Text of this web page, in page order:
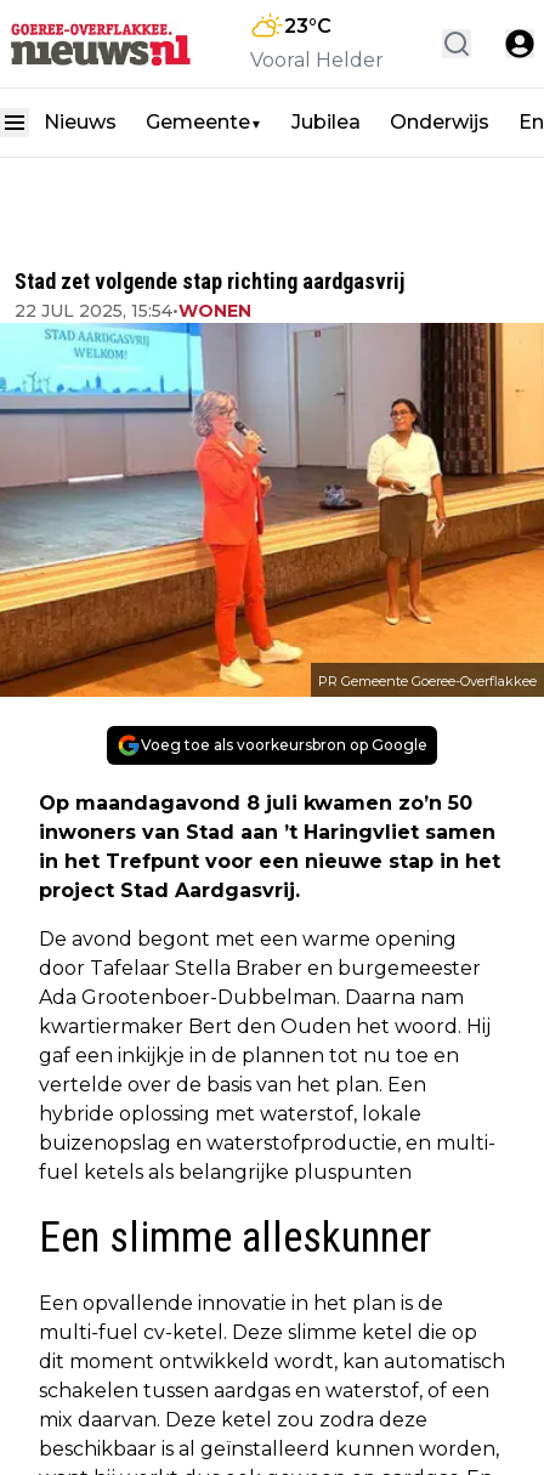
23°C
Vooral Helder
Nieuws Gemeente▼ Jubilea Onderwijs
Stad zet volgende stap richting aardgasvrij
22 JUL 2025, 15:54•WONEN
PR Gemeente Goeree-Overflakkee
Voeg toe als voorkeursbron op Google
Op maandagavond 8 juli kwamen zo’n 50
inwoners van Stad aan ’t Haringvliet samen
in het Trefpunt voor een nieuwe stap in het
project Stad Aardgasvrij.
De avond begont met een warme opening
door Tafelaar Stella Braber en burgemeester
Ada Grootenboer-Dubbelman. Daarna nam
kwartiermaker Bert den Ouden het woord. Hij
gaf een inkijkje in de plannen tot nu toe en
vertelde over de basis van het plan. Een
hybride oplossing met waterstof, lokale
buizenopslag en waterstofproductie, en multi-
fuel ketels als belangrijke pluspunten
Een slimme alleskunner
Een opvallende innovatie in het plan is de
multi-fuel cv-ketel. Deze slimme ketel die op
dit moment ontwikkeld wordt, kan automatisch
schakelen tussen aardgas en waterstof, of een
mix daarvan. Deze ketel zou zodra deze
beschikbaar is al geïnstalleerd kunnen worden,